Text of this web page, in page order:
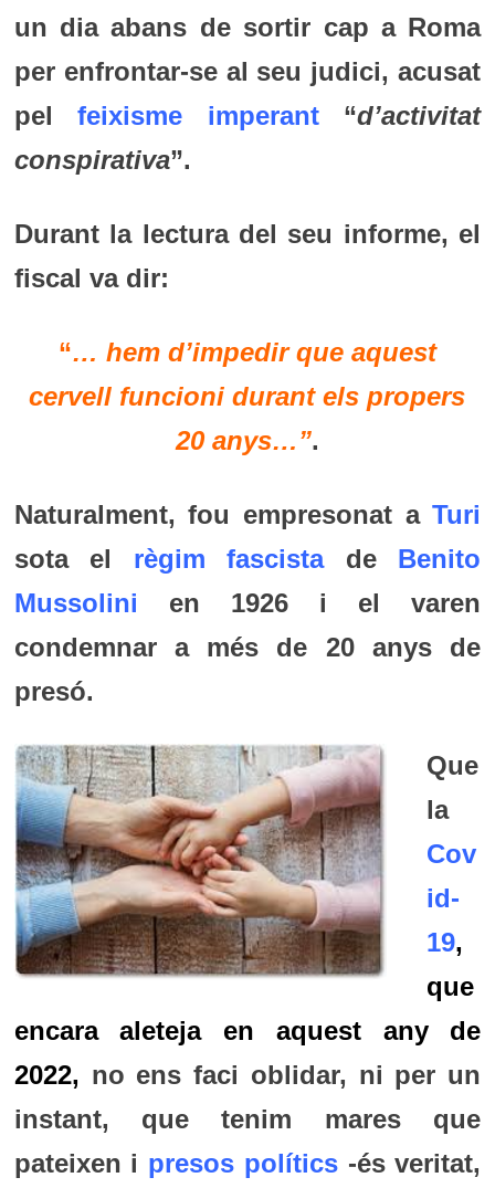
un dia abans de sortir cap a Roma
per enfrontar-se al seu judici, acusat
pelfeixisme imperant“d’activitat
conspirativa”.
Durant la lectura del seu informe, el
fiscal va dir:
“… hem d’impedir que aquest
cervell funcioni durant els propers
20 anys…”.
Naturalment,fou empresonat aTuri
sota el règim fascistade Benito
Mussolini en 1926 i el varen
condemnar a més de 20 anys de
presó.
Que
la
Cov
id-
19,
que
encara aleteja en aquest any de
2022, no ens faci oblidar, ni per un
instant, que tenim mares que
pateixen i presos polítics-és veritat,